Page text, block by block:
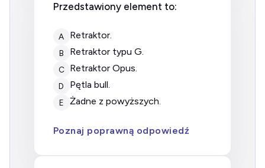
Przedstawiony element to:
A retraktor.
B retraktor typu G.
C retraktor Opus.
D pętla bull.
E żadne z powyższych.
Poznaj poprawną odpowiedź